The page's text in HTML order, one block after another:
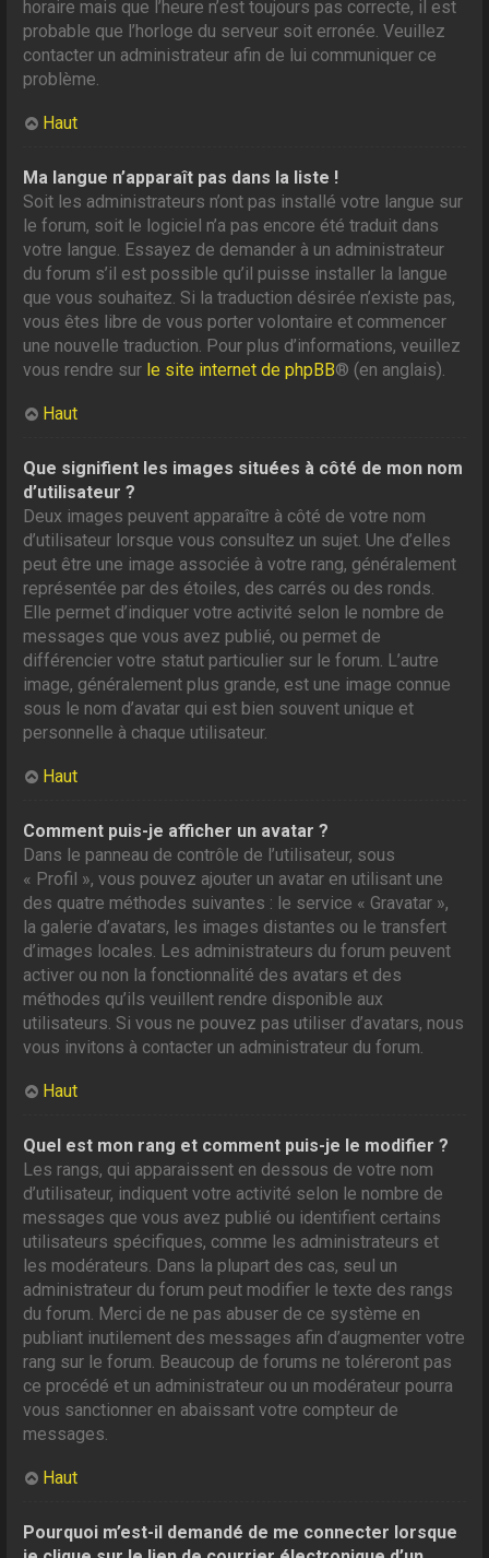
horaire mais que l’heure n’est toujours pas correcte, il est
probable que l’horloge du serveur soit erronée. Veuillez
contacter un administrateur afin de lui communiquer ce
problème.
Haut
Ma langue n’apparaît pas dans la liste !
Soit les administrateurs n’ont pas installé votre langue sur
le forum, soit le logiciel n’a pas encore été traduit dans
votre langue. Essayez de demander à un administrateur
du forum s’il est possible qu’il puisse installer la langue
que vous souhaitez. Si la traduction désirée n’existe pas,
vous êtes libre de vous porter volontaire et commencer
une nouvelle traduction. Pour plus d’informations, veuillez
vous rendre sur le site internet de phpBB® (en anglais).
Haut
Que signifient les images situées à côté de mon nom
d’utilisateur ?
Deux images peuvent apparaître à côté de votre nom
d’utilisateur lorsque vous consultez un sujet. Une d’elles
peut être une image associée à votre rang, généralement
représentée par des étoiles, des carrés ou des ronds.
Elle permet d’indiquer votre activité selon le nombre de
messages que vous avez publié, ou permet de
différencier votre statut particulier sur le forum. L’autre
image, généralement plus grande, est une image connue
sous le nom d’avatar qui est bien souvent unique et
personnelle à chaque utilisateur.
Haut
Comment puis-je afficher un avatar ?
Dans le panneau de contrôle de l’utilisateur, sous
« Profil », vous pouvez ajouter un avatar en utilisant une
des quatre méthodes suivantes : le service « Gravatar »,
la galerie d’avatars, les images distantes ou le transfert
d’images locales. Les administrateurs du forum peuvent
activer ou non la fonctionnalité des avatars et des
méthodes qu’ils veuillent rendre disponible aux
utilisateurs. Si vous ne pouvez pas utiliser d’avatars, nous
vous invitons à contacter un administrateur du forum.
Haut
Quel est mon rang et comment puis-je le modifier ?
Les rangs, qui apparaissent en dessous de votre nom
d’utilisateur, indiquent votre activité selon le nombre de
messages que vous avez publié ou identifient certains
utilisateurs spécifiques, comme les administrateurs et
les modérateurs. Dans la plupart des cas, seul un
administrateur du forum peut modifier le texte des rangs
du forum. Merci de ne pas abuser de ce système en
publiant inutilement des messages afin d’augmenter votre
rang sur le forum. Beaucoup de forums ne toléreront pas
ce procédé et un administrateur ou un modérateur pourra
vous sanctionner en abaissant votre compteur de
messages.
Haut
Pourquoi m’est-il demandé de me connecter lorsque